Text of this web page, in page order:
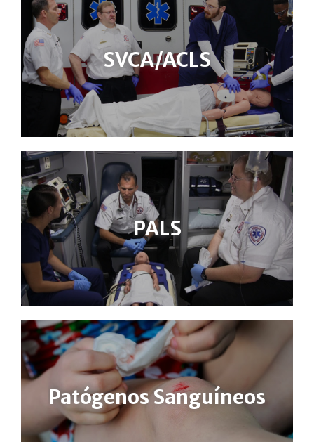
SVCA/ACLS
PALS
Patógenos Sanguíneos